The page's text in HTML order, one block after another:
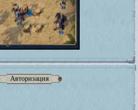
Авторизация